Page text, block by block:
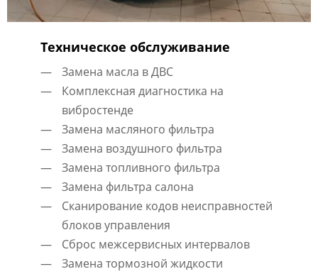
Техническое обслуживание
Замена масла в ДВС
Комплексная диагностика на
вибростенде
Замена масляного фильтра
Замена воздушного фильтра
Замена топливного фильтра
Замена фильтра салона
Сканирование кодов неисправностей
блоков управления
Сброс межсервисных интервалов
Замена тормозной жидкости